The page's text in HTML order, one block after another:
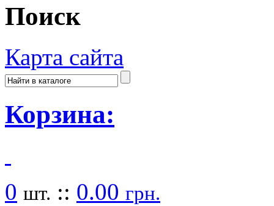
Поиск
Карта сайта
Корзина:
0 шт. :: 0.00 грн.